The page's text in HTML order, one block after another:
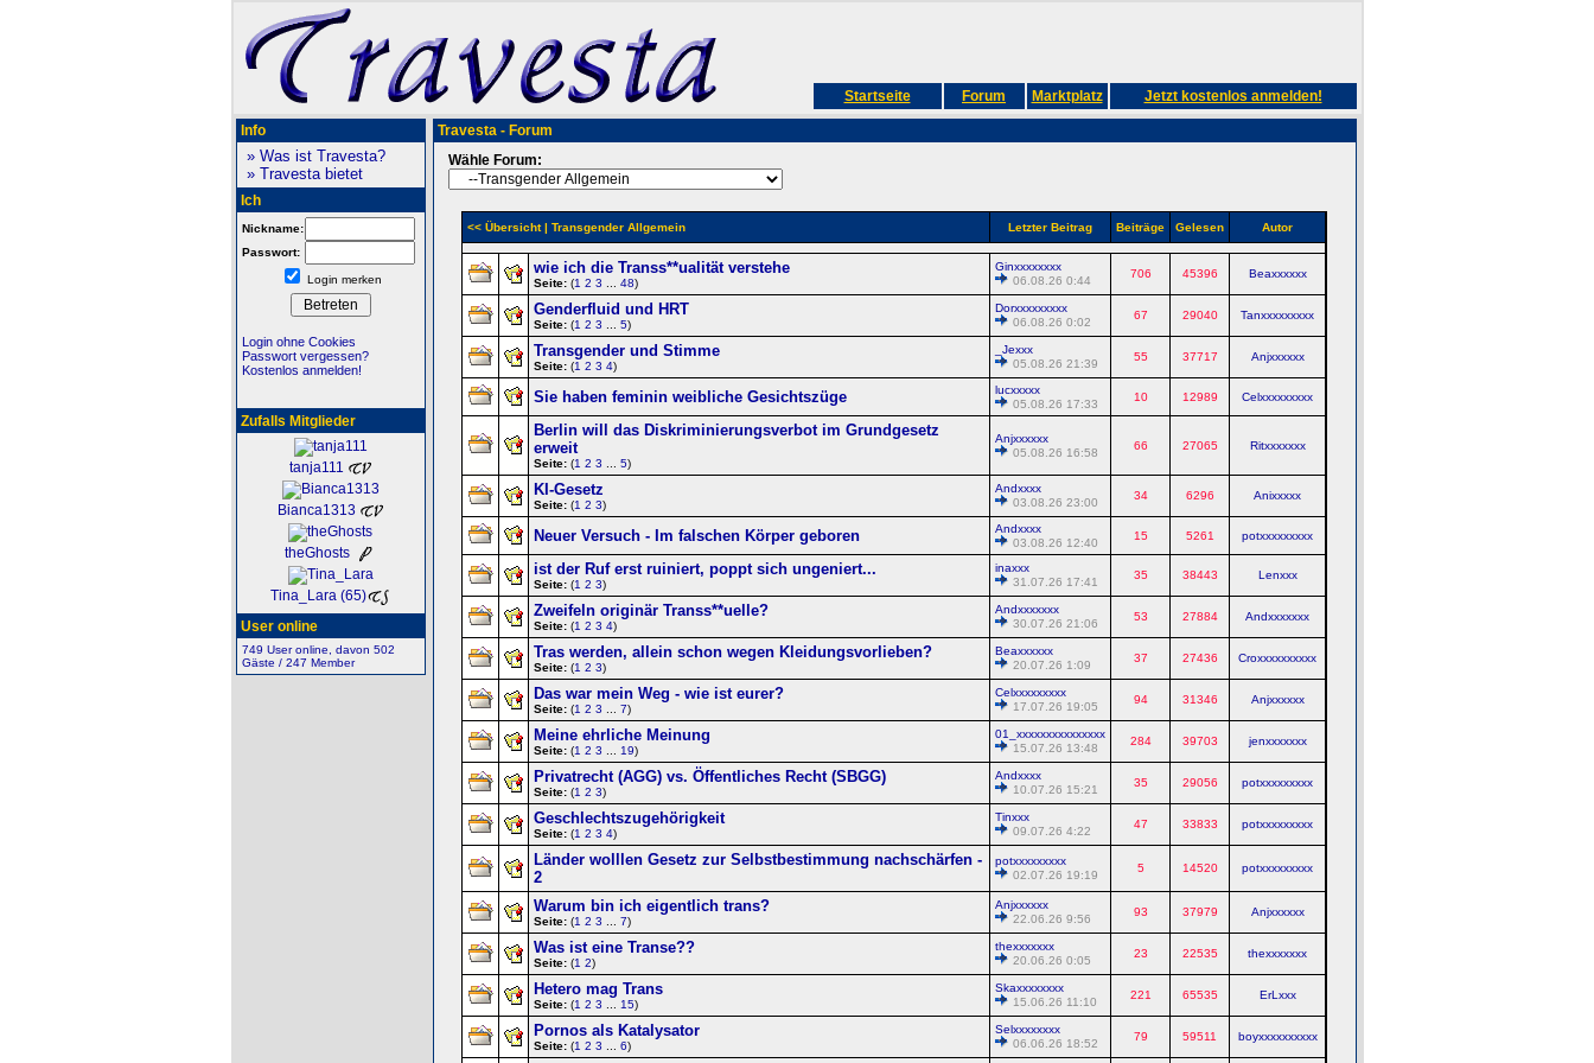
Startseite Forum Marktplatz Jetzt kostenlos anmelden!
Info
» Was ist Travesta?
» Travesta bietet
Ich
Nickname:
Passwort:
Login merken
Login ohne Cookies
Passwort vergessen?
Kostenlos anmelden!
Zufalls Mitglieder
tanja111
Bianca1313
theGhosts
Tina_Lara (65)
User online
749 User online, davon 502
Gäste / 247 Member
Travesta - Forum
Wähle Forum:
<< Übersicht| Transgender Allgemein Letzter Beitrag Beiträge Gelesen Autor
wie ich die Transs**ualität verstehe
Seite: (1 2 3 48)
Ginxxxxxxxx
06.08.26 0:44
706 45396 Beaxxxxxx
Genderfluid und HRT
Seite: (1 2 3 5)
Dorxxxxxxxxx
06.08.26 0:02
67 29040 Tanxxxxxxxxx
Transgender und Stimme
Seite: (1 2 3 4)
_Jexxx
05.08.26 21:39
55 37717 Anjxxxxxx
Sie haben feminin weibliche Gesichtszüge
lucxxxxx
05.08.26 17:33
10 12989 Celxxxxxxxxx
Berlin will das Diskriminierungsverbot im Grundgesetz
erweit
Seite: (1 2 3 5)
Anjxxxxxx
05.08.26 16:58
66 27065 Ritxxxxxxx
KI-Gesetz
Seite: (1 2 3)
Andxxxx
03.08.26 23:00
34 6296 Anixxxxx
Neuer Versuch - Im falschen Körper geboren
Andxxxx
03.08.26 12:40
15 5261 potxxxxxxxxx
ist der Ruf erst ruiniert, poppt sich ungeniert...
Seite: (1 2 3)
inaxxx
31.07.26 17:41
35 38443 Lenxxx
Zweifeln originär Transs**uelle?
Seite: (1 2 3 4)
Andxxxxxxx
30.07.26 21:06
53 27884 Andxxxxxxx
Tras werden, allein schon wegen Kleidungsvorlieben?
Seite: (1 2 3)
Beaxxxxxx
20.07.26 1:09
37 27436 Croxxxxxxxxxx
Das war mein Weg - wie ist eurer?
Seite: (1 2 3 7)
Celxxxxxxxxx
17.07.26 19:05
94 31346 Anjxxxxxx
Meine ehrliche Meinung
Seite: (1 2 3 19)
01_xxxxxxxxxxxxxxx
15.07.26 13:48
284 39703 jenxxxxxxx
Privatrecht (AGG) vs. Öffentliches Recht (SBGG)
Seite: (1 2 3)
Andxxxx
10.07.26 15:21
35 29056 potxxxxxxxxx
Geschlechtszugehörigkeit
Seite: (1 2 3 4)
Tinxxx
09.07.26 4:22
47 33833 potxxxxxxxxx
Länder wolllen Gesetz zur Selbstbestimmung nachschärfen -
2
potxxxxxxxxx
02.07.26 19:19
5 14520 potxxxxxxxxx
Warum bin ich eigentlich trans?
Seite: (1 2 3 7)
Anjxxxxxx
22.06.26 9:56
93 37979 Anjxxxxxx
Was ist eine Transe??
Seite: (1 2)
thexxxxxxx
20.06.26 0:05
23 22535 thexxxxxxx
Hetero mag Trans
Seite: (1 2 3 15)
Skaxxxxxxxx
15.06.26 11:10
221 65535 ErLxxx
Pornos als Katalysator
Seite: (1 2 3 6)
Selxxxxxxxx
06.06.26 18:52
79 59511 boyxxxxxxxxxx